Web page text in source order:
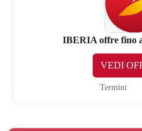
IBERIA offre fino
VEDI
Termini